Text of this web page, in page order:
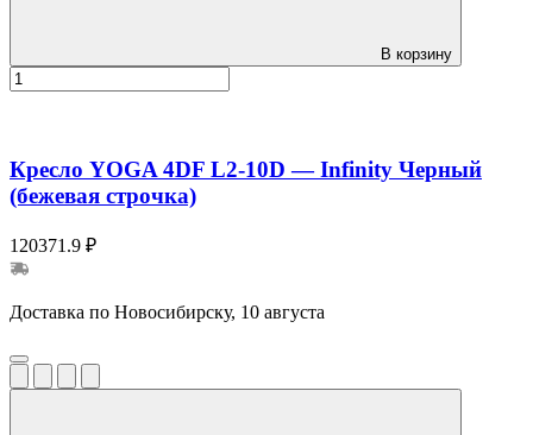
В корзину
Кресло YOGA 4DF L2-10D — Infinity Черный
(бежевая строчка)
120371.9 ₽
Доставка по Новосибирску, 10 августа